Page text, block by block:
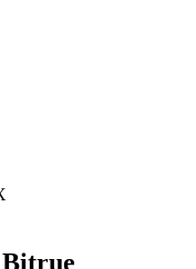
شراء العملات المشفرة مع Bitrue